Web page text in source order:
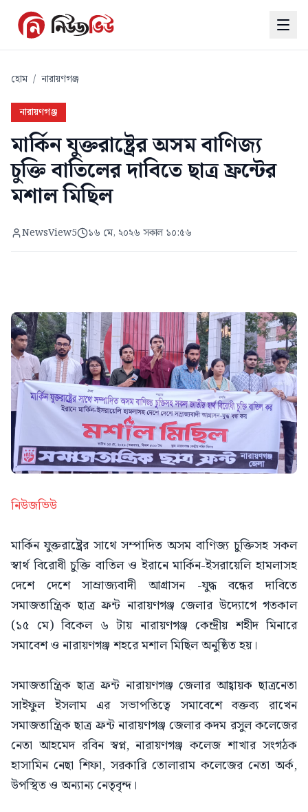
হোম / নারায়ণগঞ্জ
নারায়ণগঞ্জ
মার্কিন যুক্তরাষ্ট্রের অসম বাণিজ্য
চুক্তি বাতিলের দাবিতে ছাত্র ফ্রন্টের
মশাল মিছিল
NewsView5 ১৬ মে, ২০২৬ সকাল ১০:৫৬
নিউজভিউ
মার্কিন যুক্তরাষ্ট্রের সাথে সম্পাদিত অসম বাণিজ্য চুক্তিসহ সকল
স্বার্থ বিরোধী চুক্তি বাতিল ও ইরানে মার্কিন-ইসরায়েলি হামলাসহ
দেশে দেশে সাম্রাজ্যবাদী আগ্রাসন -যুদ্ধ বন্ধের দাবিতে
সমাজতান্ত্রিক ছাত্র ফ্রন্ট নারায়ণগঞ্জ জেলার উদ্যোগে গতকাল
(১৫ মে) বিকেল ৬ টায় নারায়ণগঞ্জ কেন্দ্রীয় শহীদ মিনারে
সমাবেশ ও নারায়ণগঞ্জ শহরে মশাল মিছিল অনুষ্ঠিত হয়।
সমাজতান্ত্রিক ছাত্র ফ্রন্ট নারায়ণগঞ্জ জেলার আহ্বায়ক ছাত্রনেতা
সাইফুল ইসলাম এর সভাপতিত্বে সমাবেশে বক্তব্য রাখেন
সমাজতান্ত্রিক ছাত্র ফ্রন্ট নারায়ণগঞ্জ জেলার কদম রসুল কলেজের
নেতা আহমেদ রবিন স্বপ্ন, নারায়ণগঞ্জ কলেজ শাখার সংগঠক
হাসামিন নেছা শিফা, সরকারি তোলারাম কলেজের নেতা অর্ক,
উপস্থিত ও অন্যান্য নেতৃবৃন্দ।